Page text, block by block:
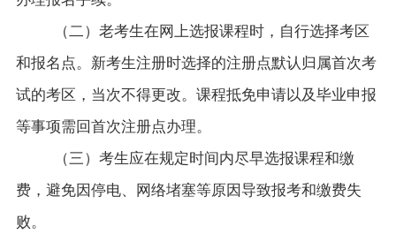
（二）老考生在网上选报课程时，自行选择考区
和报名点。新考生注册时选择的注册点默认归属首次考
试的考区，当次不得更改。课程抵免申请以及毕业申报
等事项需回首次注册点办理。
（三）考生应在规定时间内尽早选报课程和缴
费，避免因停电、网络堵塞等原因导致报考和缴费失
败。